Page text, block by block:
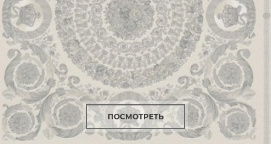
ПОСМОТРЕТЬ